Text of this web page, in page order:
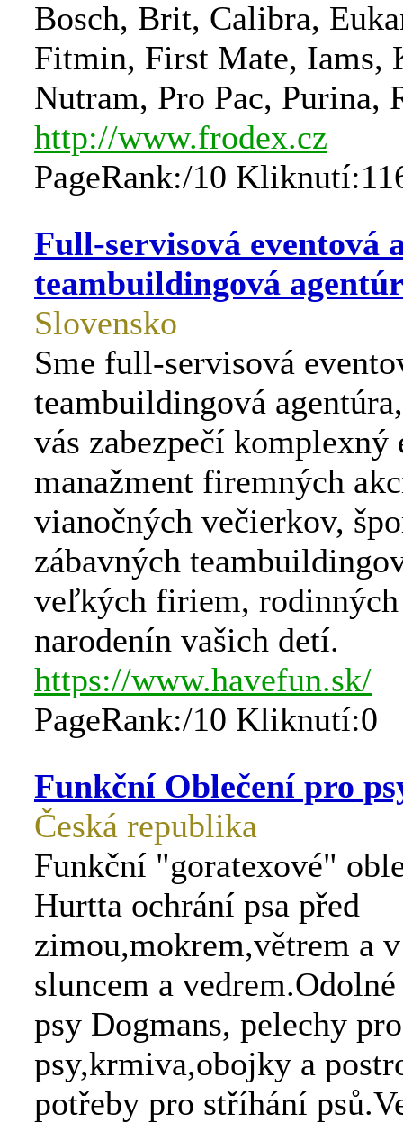
Bosch, Brit, Calibra,
Fitmin, First Mate, Iams,
Nutram, Pro Pac, Purina,
http://www.frodex.cz
PageRank:/10
Full-servisová eventová
teambuildingová
Slovensko
Sme full-servisová
teambuildingová
vás zabezpečí komplexný
manažment firemných
vianočných večierkov,
zábavných
veľkých firiem,
narodenín vašich detí.
https://www.havefun.sk/
PageRank:/10 Kliknutí:0
Funkční Oblečení pro
Česká republika
Funkční "goratexové"
Hurtta ochrání psa před
zimou,mokrem,větrem a
sluncem a
psy Dogmans, pelechy
psy,krmiva,obojky a
potřeby pro stříhání